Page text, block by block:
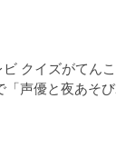
クイズがてん
声優と夜あそ